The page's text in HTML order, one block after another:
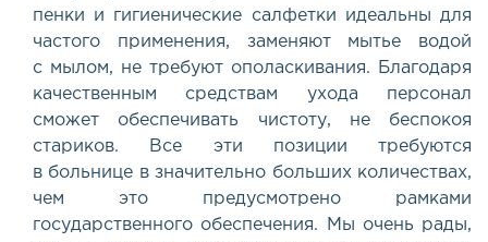
пенки и гигиенические салфетки идеальны для
частого применения, заменяют мытье водой
с мылом, не требуют ополаскивания. Благодаря
качественным средствам ухода персонал
сможет обеспечивать чистоту, не беспокоя
стариков. Все эти позиции требуются
в больнице в значительно больших количествах,
чем это предусмотрено рамками
государственного обеспечения. Мы очень рады,